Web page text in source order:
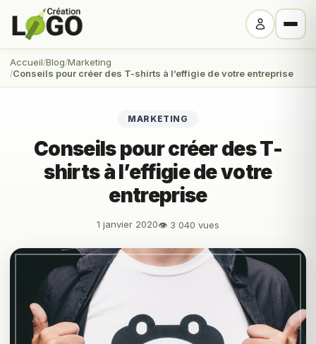
Accueil Blog Marketing
Conseils pour créer des T-shirts à l’effigie de votre entreprise
MARKETING
Conseils pour créer des T-
shirts à l’effigie de votre
entreprise
1 janvier 2020👁 3 040 vues